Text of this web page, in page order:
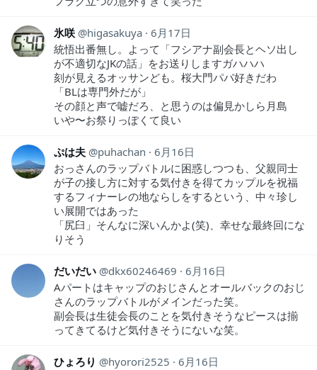
氷咲 higasakuya 6月17日
統悟出番無し。よって「フシアナ副会長とヘソ出し
が不適切なJKの話」をお送りしますガハハハ
刻が見えるオッサンども。桜大門パパ好きだわ
「BLは専門外だが」
その顔と声で嘘だろ、と思うのは偏見かしら月島
いや〜お祭りっぽくて良い
ぷは夫 puhachan
6月16日
おっさんのラップバトルに困惑しつつも、父親同士
が子の接し方に対する気付きを得てカップルを祝福
するフィナーレの地ならしをするという、中々珍し
い展開ではあった
「尻臼」そんなに深いんかよ(笑)、幸せな最終回にな
りそう
だいだい dkx60246469
6月16日
Aパートはキャップのおじさんとオールバックのおじ
さんのラップバトルがメインだった笑。
副会長は生徒会長のことを気付きそうなピースは揃
ってきてるけど気付きそうにないな笑。
ひょろり hyorori2525
6月16日